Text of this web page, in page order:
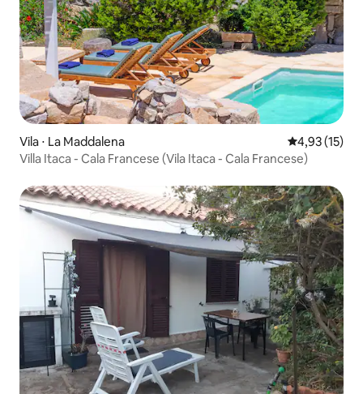
Vila ⋅ La Maddalena 4,93 de uma
4,93 (15)
Villa Itaca - Cala Francese (Vila Itaca - Cala Francese)